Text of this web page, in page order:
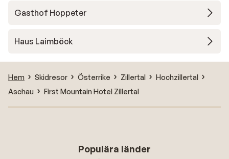
Gasthof Hoppeter
Haus Laimböck
Hem Skidresor Österrike Zillertal
Hochzillertal
Aschau
First Mountain Hotel Zillertal
Populära länder